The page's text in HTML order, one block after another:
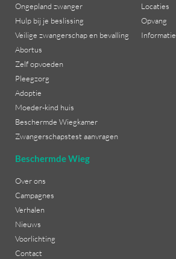
Ongepland zwanger
Hulp bij je beslissing
Veilige zwangerschap en bevalling
Abortus
Zelf opvoeden
Pleegzorg
Adoptie
Moeder-kind huis
Beschermde Wiegkamer
Zwangerschapstest aanvragen
Locaties
Opvang
Informatie
Beschermde Wieg
Over ons
Campagnes
Verhalen
Nieuws
Voorlichting
Contact